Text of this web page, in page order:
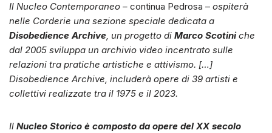
Il Nucleo Contemporaneo – continua Pedrosa – ospiterà
nelle Corderie una sezione speciale dedicata a
Disobedience Archive, un progetto di Marco Scotiniche
dal 2005 sviluppa un archivio video incentrato sulle
relazioni tra pratiche artistiche e attivismo. […]
Disobedience Archive, includerà opere di 39 artisti e
collettivi realizzate tra il 1975 e il 2023.
Il Nucleo Storico è composto da opere del XX secolo